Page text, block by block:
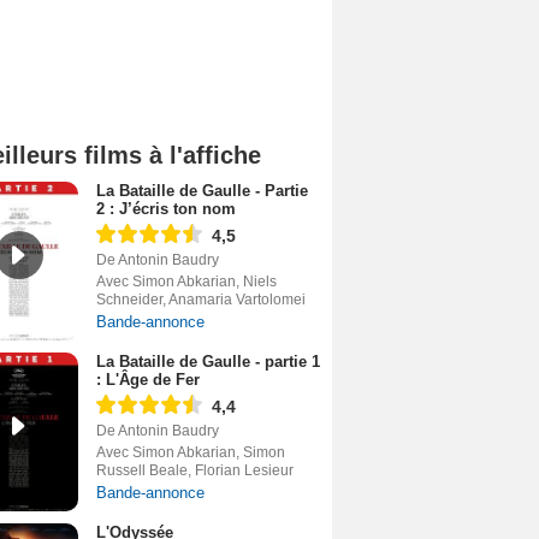
films à l'affiche
La Bataille de Gaulle - Partie
2 : J’écris ton nom
4,5
De Antonin Baudry
Avec Simon Abkarian, Niels
Schneider, Anamaria Vartolomei
Bande-annonce
La Bataille de Gaulle - partie 1
: L'Âge de Fer
4,4
De Antonin Baudry
Avec Simon Abkarian, Simon
Russell Beale, Florian Lesieur
Bande-annonce
L'Odyssée